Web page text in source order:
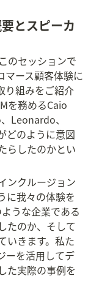
とスピーカ
のセッションで
ース顧客体験に
り組みをご紹介
を務めるCaio
Leonardo、
のように意図
らしたのかとい
ンクルージョン
に我々の体験を
うな企業である
たのか、そして
いきます。私た
ーを活用してデ
た実際の事例を